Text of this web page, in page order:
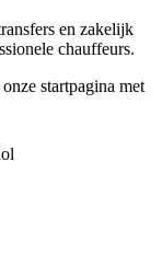
en zakelijk
chauffeurs.
onze startpagina met